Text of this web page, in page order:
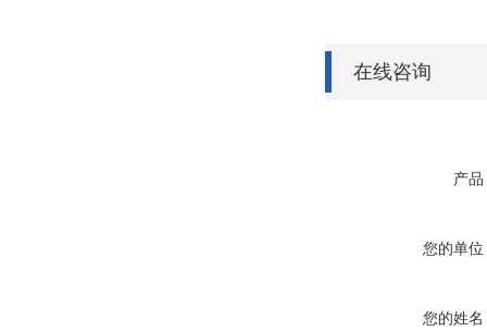
在线咨询
产品
您的单位
您的姓名